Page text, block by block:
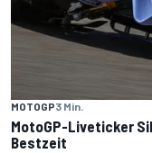
MOTOGP3 Min.
MotoGP-Liveticker
Bestzeit